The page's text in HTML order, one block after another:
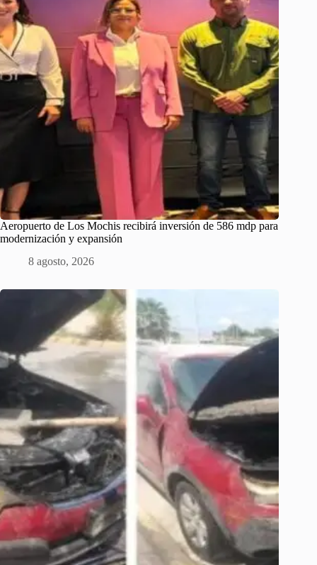
Aeropuerto de Los Mochis recibirá inversión de 586 mdp para
modernización y expansión
8 agosto, 2026